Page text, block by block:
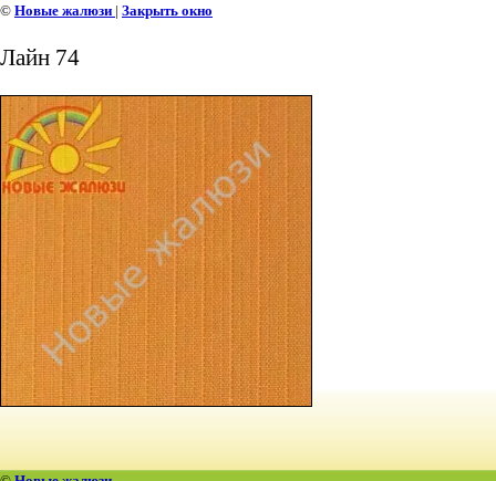
© Новые жалюзи | Закрыть окно
Лайн 74